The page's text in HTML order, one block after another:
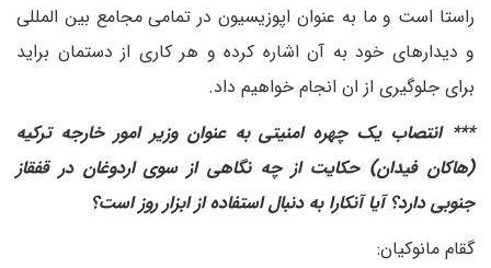
راستا است و ما به عنوان اپوزیسیون در تمامی مجامع بین المللی
و دیدارهای خود به آن اشاره کرده و هر کاری از دستمان براید
برای جلوگیری از ان انجام خواهیم داد.
*** انتصاب یک چهره امنیتی به عنوان وزیر امور خارجه ترکیه
(هاکان فیدان) حکایت از چه نگاهی از سوی اردوغان در قفقاز
جنوبی دارد؟ آیا آنکارا به دنبال استفاده از ابزار روز است؟
گقام مانوکیان: